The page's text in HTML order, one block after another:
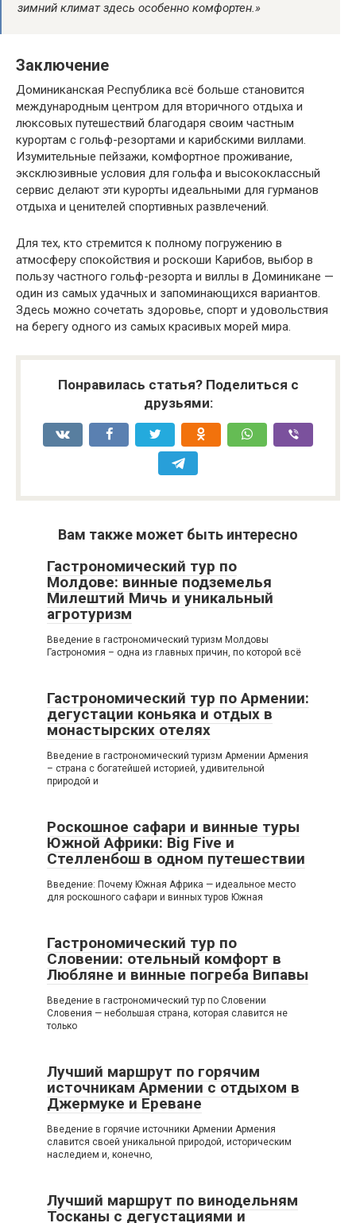
зимний климат здесь особенно комфортен.»
Заключение
Доминиканская Республика всё больше становится
международным центром для вторичного отдыха и
люксовых путешествий благодаря своим частным
курортам с гольф-резортами и карибскими виллами.
Изумительные пейзажи, комфортное проживание,
эксклюзивные условия для гольфа и высококлассный
сервис делают эти курорты идеальными для гурманов
отдыха и ценителей спортивных развлечений.
Для тех, кто стремится к полному погружению в
атмосферу спокойствия и роскоши Карибов, выбор в
пользу частного гольф-резорта и виллы в Доминикане —
один из самых удачных и запоминающихся вариантов.
Здесь можно сочетать здоровье, спорт и удовольствия
на берегу одного из самых красивых морей мира.
Понравилась статья? Поделиться с
друзьями:
Вам также может быть интересно
Гастрономический тур по
Молдове: винные подземелья
Милештий Мичь и уникальный
агротуризм
Введение в гастрономический туризм Молдовы
Гастрономия – одна из главных причин, по которой всё
Гастрономический тур по Армении:
дегустации коньяка и отдых в
монастырских отелях
Введение в гастрономический туризм Армении Армения
– страна с богатейшей историей, удивительной
природой и
Роскошное сафари и винные туры
Южной Африки: Big Five и
Стелленбош в одном путешествии
Введение: Почему Южная Африка — идеальное место
для роскошного сафари и винных туров Южная
Гастрономический тур по
Словении: отельный комфорт в
Любляне и винные погреба Випавы
Введение в гастрономический тур по Словении
Словения — небольшая страна, которая славится не
только
Лучший маршрут по горячим
источникам Армении с отдыхом в
Джермуке и Ереване
Введение в горячие источники Армении Армения
славится своей уникальной природой, историческим
наследием и, конечно,
Лучший маршрут по винодельням
Тосканы с дегустациями и